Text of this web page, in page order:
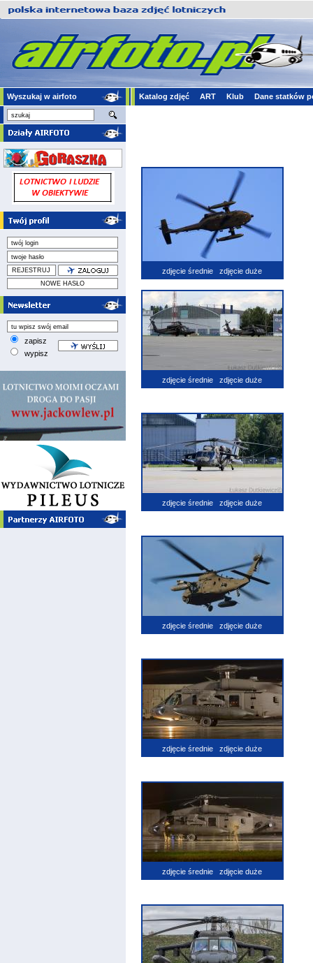
Wyszukaj w airfoto Katalog zdjęć ART Klub Dane statków
zapisz
wypisz
zdjęcie średnie zdjęcie duże
zdjęcie średnie zdjęcie duże
zdjęcie średnie zdjęcie duże
zdjęcie średnie zdjęcie duże
zdjęcie średnie zdjęcie duże
zdjęcie średnie zdjęcie duże